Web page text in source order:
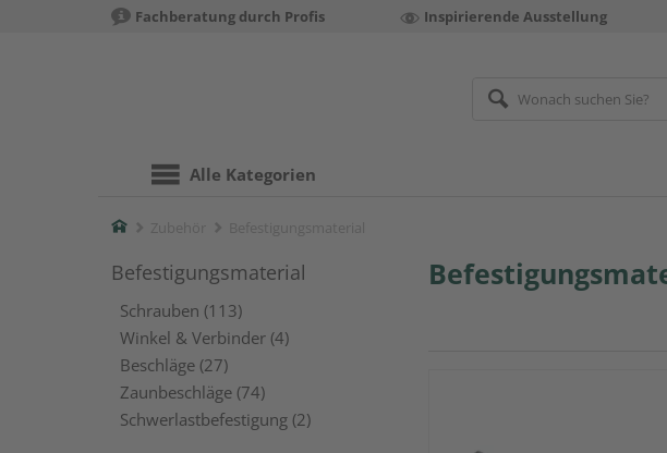
Fachberatung durch Profis Inspirierende Ausstellung
Alle Kategorien
Home
Befestigungsmaterial
Schrauben (113)
Winkel & Verbinder (4)
Beschläge (27)
Zaunbeschläge (74)
Schwerlastbefestigung (2)